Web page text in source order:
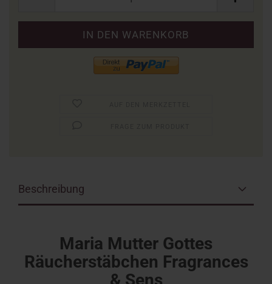
Beschreibung
Maria Mutter Gottes
Räucherstäbchen Fragrances